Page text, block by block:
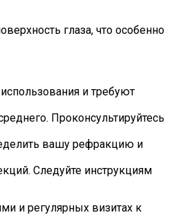
глаза, что особенно
и требуют
Проконсультируйтесь
вашу рефракцию и
Следуйте инструкциям
и регулярных визитах к